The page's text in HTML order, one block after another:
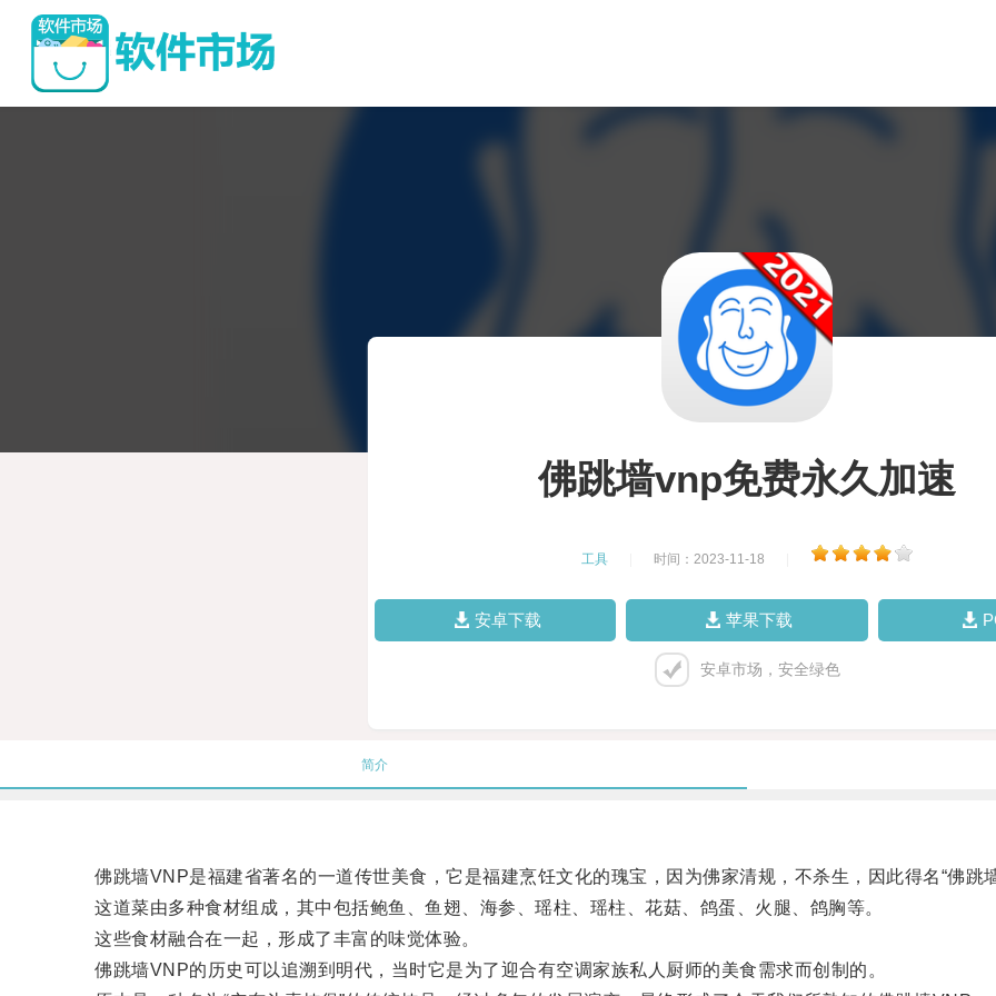
佛跳墙vnp免费永久加速
工具 时间：2023-11-18
安卓下载 苹果下载
安卓市场，安全绿色
简介
佛跳墙VNP是福建省著名的一道传世美食，它是福建烹饪文化的瑰宝，因为佛家清规，不杀生，因此得名“佛跳墙
这道菜由多种食材组成，其中包括鲍鱼、鱼翅、海参、瑶柱、瑶柱、花菇、鸽蛋、火腿、鸽胸等。
这些食材融合在一起，形成了丰富的味觉体验。
佛跳墙VNP的历史可以追溯到明代，当时它是为了迎合有空调家族私人厨师的美食需求而创制的。